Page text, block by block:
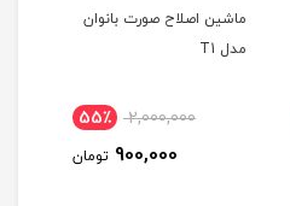
ماشین اصلاح صورت بانوان
مدل T1
2,000,000 55٪
900,000 تومان